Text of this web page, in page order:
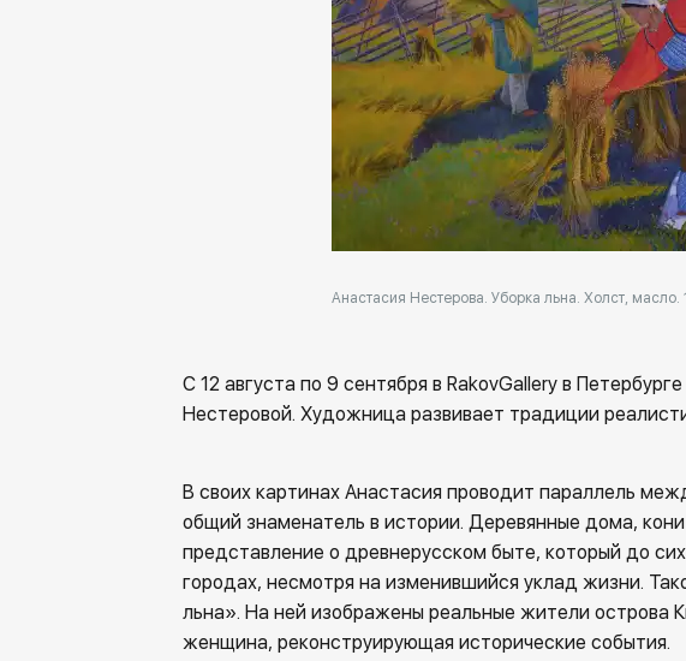
Анастасия Нестерова. Уборка льна. Холст, масло.
С 12 августа по 9 сентября в RakovGallery в
Нестеровой. Художница развивает традиции
В своих картинах Анастасия проводит параллель
общий знаменатель в истории. Деревянные дома,
представление о древнерусском быте, который до
городах, несмотря на изменившийся уклад жизни.
льна». На ней изображены реальные жители острова
женщина, реконструирующая исторические события.